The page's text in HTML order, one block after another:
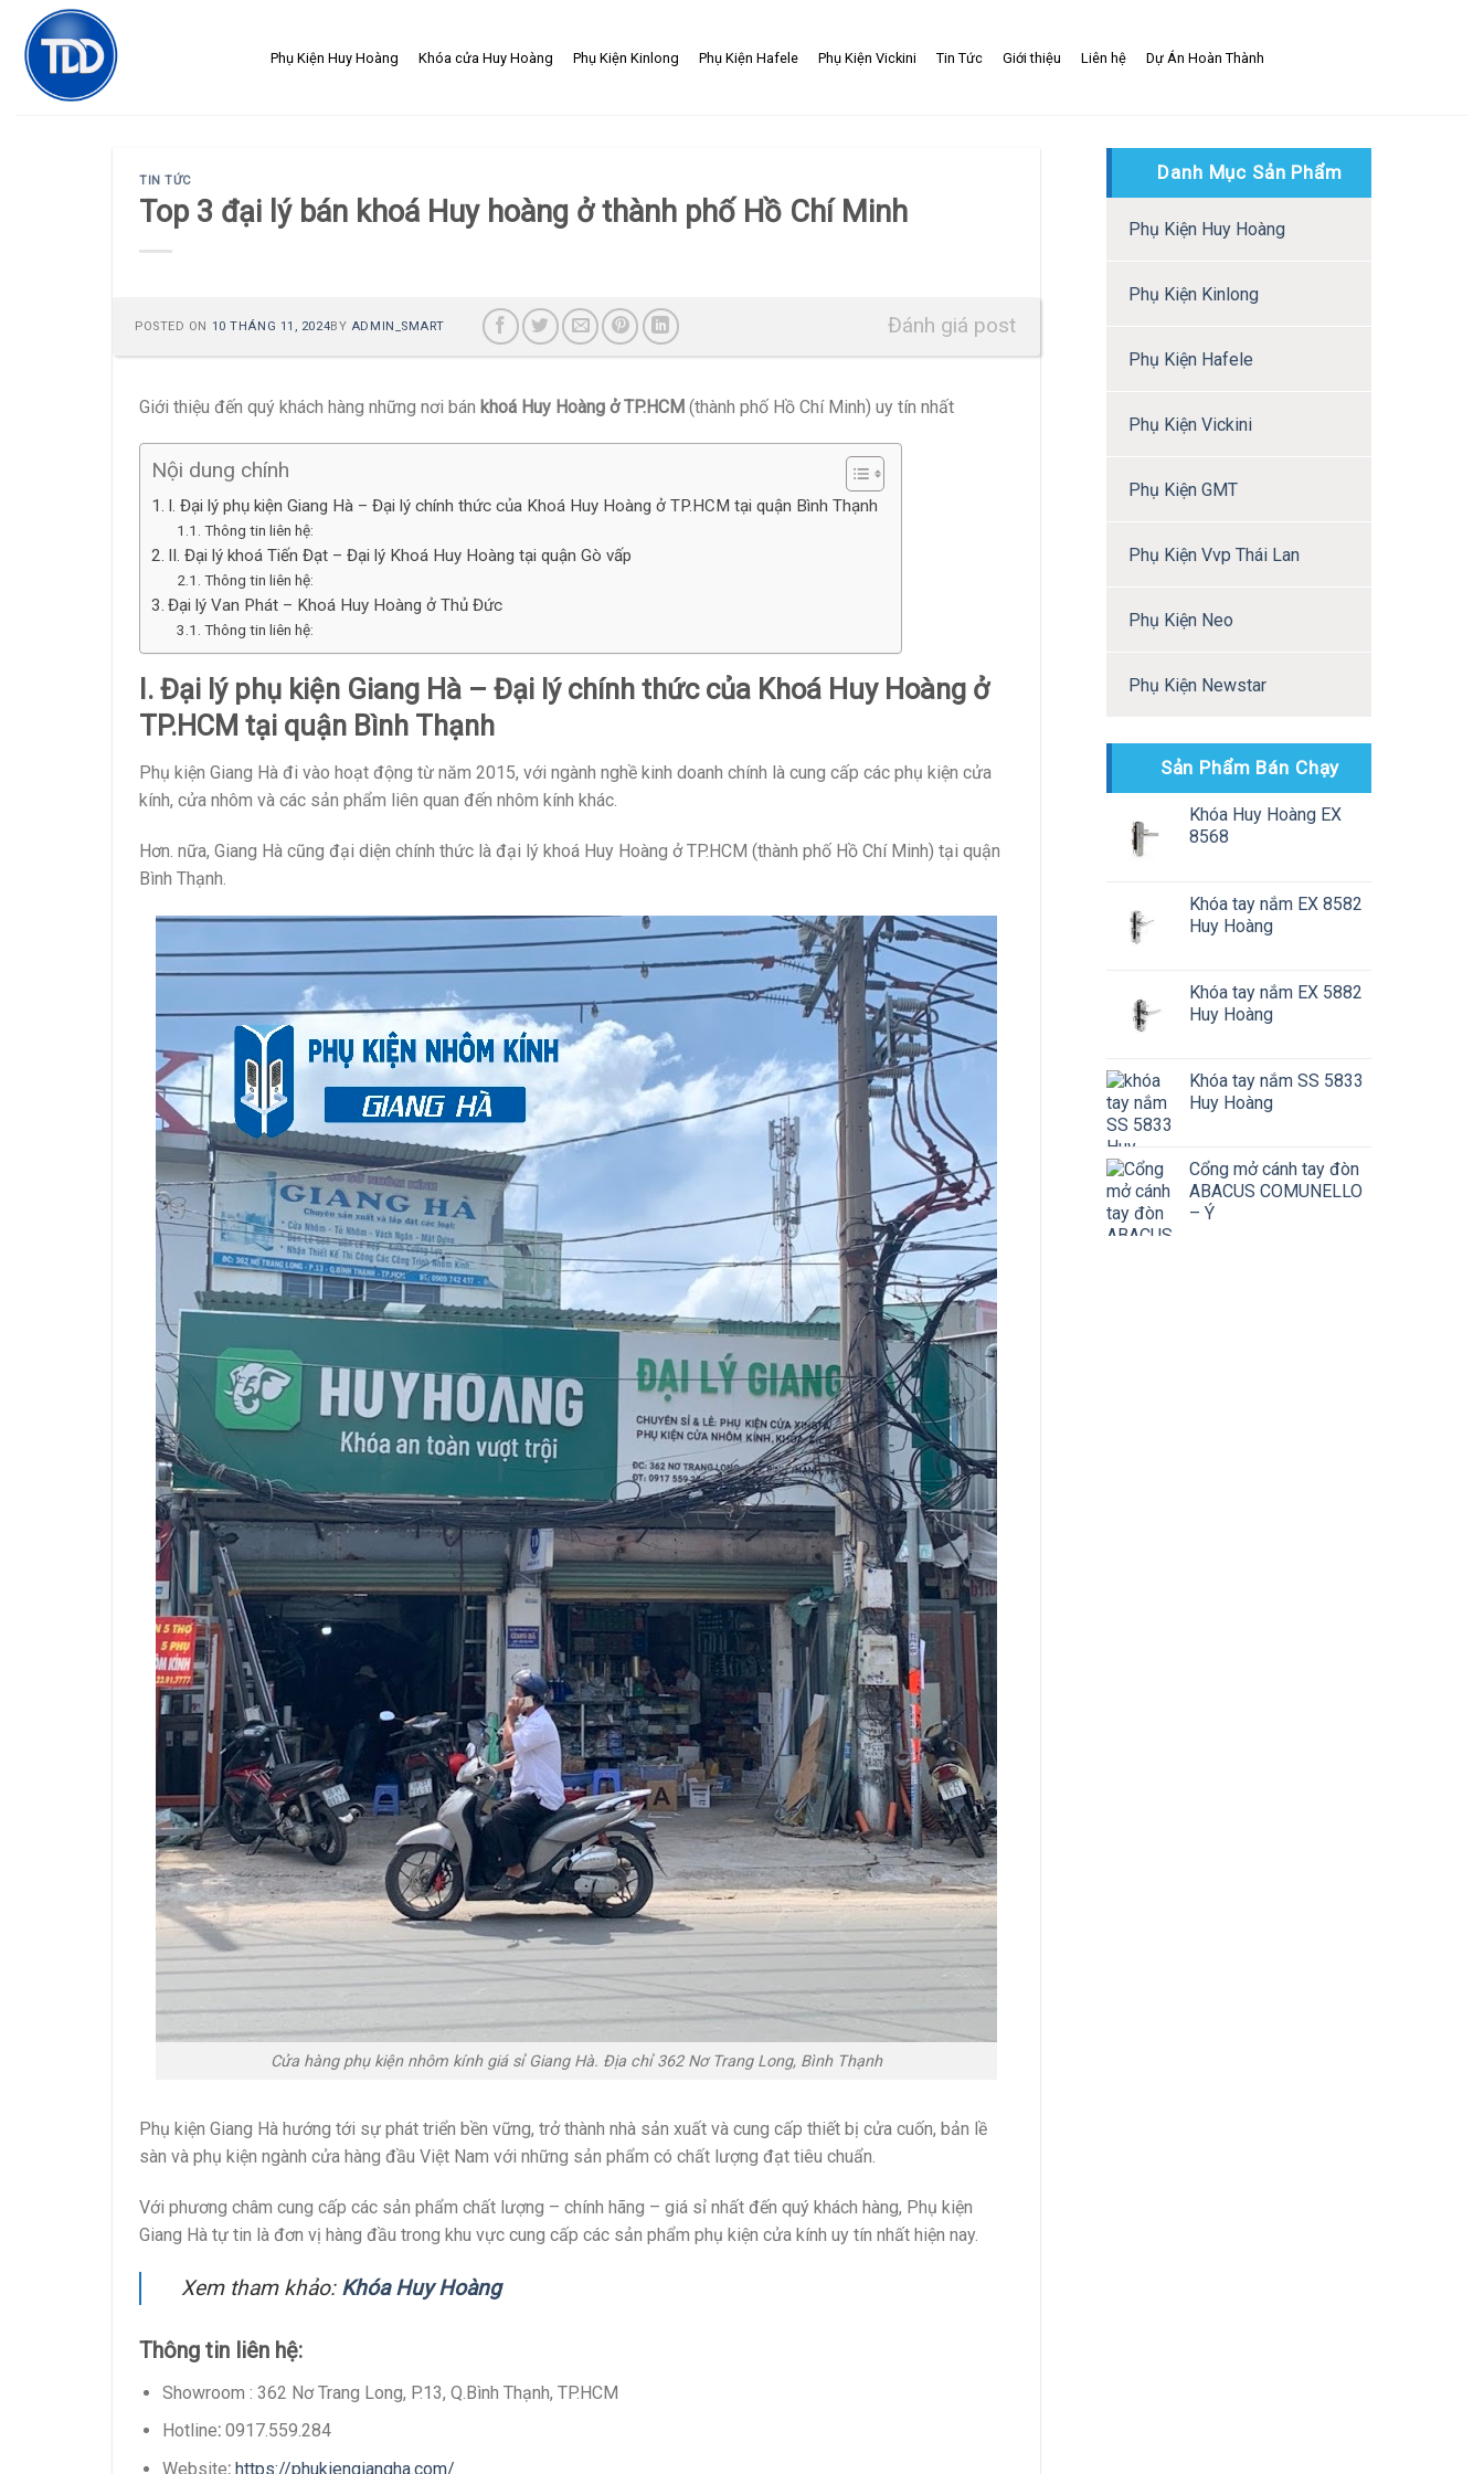
content
Phụ Kiện Huy Hoàng Khóa cửa Huy Hoàng Phụ Kiện Kinlong Phụ Kiện Hafele Phụ Kiện Vickini Tin Tức Giới thiệu Liên hệ Dự Án Hoàn Thành
TIN TỨC
Top 3 đại lý bán khoá Huy hoàng ở thành phố Hồ Chí Minh
POSTED ON 10 THÁNG 11, 2024BY ADMIN_SMART Đánh giá post
Giới thiệu đến quý khách hàng những nơi bán khoá Huy Hoàng ở TP.HCM (thành phố Hồ Chí Minh) uy tín nhất
Nội dung chính
I. Đại lý phụ kiện Giang Hà – Đại lý chính thức của Khoá Huy Hoàng ở TP.HCM tại quận Bình Thạnh
Thông tin liên hệ:
II. Đại lý khoá Tiến Đạt – Đại lý Khoá Huy Hoàng tại quận Gò vấp
Thông tin liên hệ:
Đại lý Van Phát – Khoá Huy Hoàng ở Thủ Đức
Thông tin liên hệ:
I. Đại lý phụ kiện Giang Hà – Đại lý chính thức của Khoá Huy Hoàng ở
TP.HCM tại quận Bình Thạnh
Phụ kiện Giang Hà đi vào hoạt động từ năm 2015, với ngành nghề kinh doanh chính là cung cấp các phụ kiện cửa
kính, cửa nhôm và các sản phẩm liên quan đến nhôm kính khác.
Hơn. nữa, Giang Hà cũng đại diện chính thức là đại lý khoá Huy Hoàng ở TP.HCM (thành phố Hồ Chí Minh) tại quận
Bình Thạnh.
Cửa hàng phụ kiện nhôm kính giá sỉ Giang Hà. Địa chỉ 362 Nơ Trang Long, Bình Thạnh
Phụ kiện Giang Hà hướng tới sự phát triển bền vững, trở thành nhà sản xuất và cung cấp thiết bị cửa cuốn, bản lề
sàn và phụ kiện ngành cửa hàng đầu Việt Nam với những sản phẩm có chất lượng đạt tiêu chuẩn.
Với phương châm cung cấp các sản phẩm chất lượng – chính hãng – giá sỉ nhất đến quý khách hàng, Phụ kiện
Giang Hà tự tin là đơn vị hàng đầu trong khu vực cung cấp các sản phẩm phụ kiện cửa kính uy tín nhất hiện nay.
Xem tham khảo: Khóa Huy Hoàng
Thông tin liên hệ:
Showroom : 362 Nơ Trang Long, P.13, Q.Bình Thạnh, TP.HCM
Hotline:0917.559.284
Website: https://phukiengiangha.com/
Danh Mục Sản Phẩm
Phụ Kiện Huy Hoàng
Phụ Kiện Kinlong
Phụ Kiện Hafele
Phụ Kiện Vickini
Phụ Kiện GMT
Phụ Kiện Vvp Thái Lan
Phụ Kiện Neo
Phụ Kiện Newstar
Sản Phẩm Bán Chạy
Khóa Huy Hoàng EX
8568
Khóa tay nắm EX 8582
Huy Hoàng
Khóa tay nắm EX 5882
Huy Hoàng
Khóa tay nắm SS 5833
Huy Hoàng
Cổng mở cánh tay đòn
ABACUS COMUNELLO
– Ý